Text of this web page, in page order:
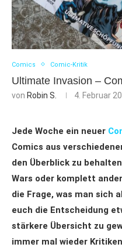
Comics Comic-Kritik
Ultimate Invasion –
von Robin S. 4. Februar
Jede Woche ein neuer
Comics aus
den Überblick zu
Wars oder komplett
die Frage, was man sich
euch die Entscheidung
stärkere Übersicht zu
immer mal wieder